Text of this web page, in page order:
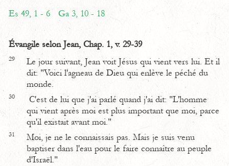
Es 49, 1 - 6 Ga 3, 10 - 18
Évangile selon Jean, Chap. 1, v. 29-39
29
Le jour suivant, Jean voit Jésus qui vient vers lui. Et il
dit: "Voici l'agneau de Dieu qui enlève le péché du
monde.
30
C'est de lui que j'ai parlé quand j'ai dit: "L'homme
qui vient après moi est plus important que moi, parce
qu'il existait avant moi."
31
Moi, je ne le connaissais pas. Mais je suis venu
baptiser dans l'eau pour le faire connaître au peuple
d'Israël."